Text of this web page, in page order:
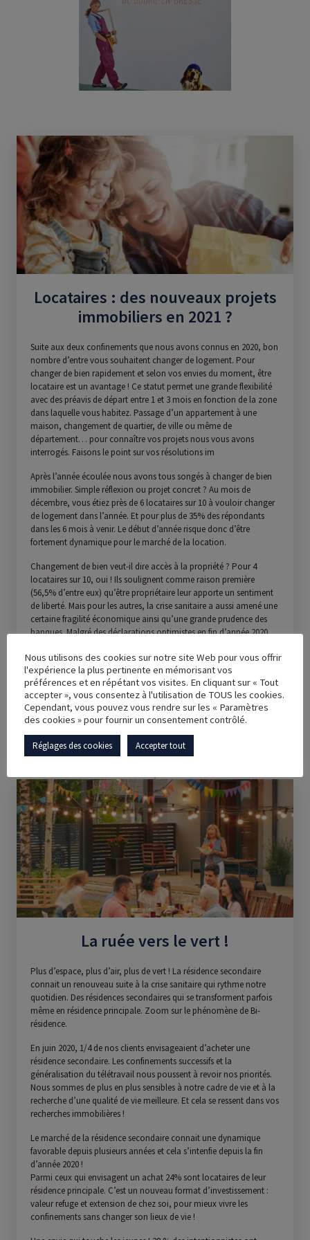
ACCUEIL
AGENCE
RÉALISATIONS
OFFRES
AVIS CLIENT
ACTUS
CONTACT
Locataires : des nouveaux projets
immobiliers en 2021 ?
Suite aux deux confinements que nous avons connus en 2020, bon
nombre d’entre vous souhaitent changer de logement. Pour
changer de bien rapidement et selon vos envies du moment, être
locataire est un avantage ! Ce statut permet une grande flexibilité
avec des préavis de départ entre 1 et 3 mois en fonction de la zone
dans laquelle vous habitez. Passage d’un appartement à une
maison, changement de quartier, de ville ou même de
département… pour connaître vos projets nous vous avons
interrogés. Faisons le point sur vos résolutions im
Après l’année écoulée nous avons tous songés à changer de bien
immobilier. Simple réflexion ou projet concret ? Au mois de
décembre, vous étiez près de 6 locataires sur 10 à vouloir changer
de logement dans l’année. Et pour plus de 35% des répondants
dans les 6 mois à venir. Le début d’année risque donc d’être
fortement dynamique pour le marché de la location.
Changement de bien veut-il dire accès à la propriété ? Pour 4
locataires sur 10, oui ! Ils soulignent comme raison première
(56,5% d’entre eux) qu’être propriétaire leur apporte un sentiment
de liberté. Mais pour les autres, la crise sanitaire a aussi amené une
certaine fragilité économique ainsi qu’une grande prudence des
banques. Malgré des déclarations optimistes en fin d’année 2020
crédits immobiliers pour les foyers français, les primo-accédants
restent prudents. 1/3 des sondés déclarent ne pas pouvoir accéder
à la propriété par manque de moyens financiers.
Partager cet article :
La ruée vers le vert !
Plus d’espace, plus d’air, plus de vert ! La résidence secondaire
connait un renouveau suite à la crise sanitaire qui rythme notre
quotidien. Des résidences secondaires qui se transforment parfois
même en résidence principale. Zoom sur le phénomène de Bi-
résidence.
En juin 2020, 1/4 de nos clients envisageaient d’acheter une
résidence secondaire. Les confinements successifs et la
généralisation du télétravail nous poussent à revoir nos priorités.
Nous sommes de plus en plus sensibles à notre cadre de vie et à la
recherche d’une qualité de vie meilleure. Et cela se ressent dans vos
recherches immobilières !
Le marché de la résidence secondaire connait une dynamique
favorable depuis plusieurs années et cela s’intenfie depuis la fin
d’année 2020 !
Parmi ceux qui envisagent un achat 24% sont locataires de leur
résidence principale. C’est un nouveau format d’investissement :
valeur refuge et extension de chez soi, pour mieux vivre les
confinements sans changer son lieux de vie !
Nous utilisons des cookies sur notre site Web pour vous offrir
l'expérience la plus pertinente en mémorisant vos
préférences et en répétant vos visites. En cliquant sur « Tout
accepter », vous consentez à l'utilisation de TOUS les cookies.
Cependant, vous pouvez vous rendre sur les « Paramètres
des cookies » pour fournir un consentement contrôlé.
Réglages des cookies Accepter tout